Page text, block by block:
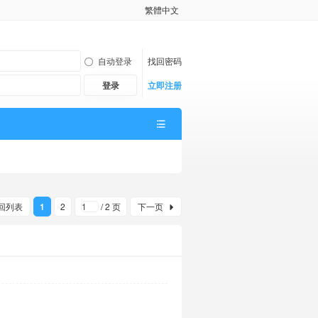
繁體中文
自动登录 找回密码
登录 立即注册
1 2 / 2 页 下一页
列表